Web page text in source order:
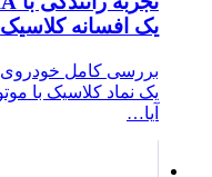
یک افسانه کلاسیک
آیا…